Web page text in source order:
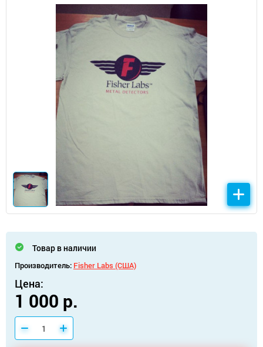
Товар в наличии
Производитель: Fisher Labs (США)
Цена:
1 000 р.